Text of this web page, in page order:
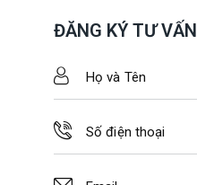
ĐĂNG KÝ TƯ VẤN